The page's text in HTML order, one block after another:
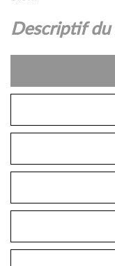
descriptif